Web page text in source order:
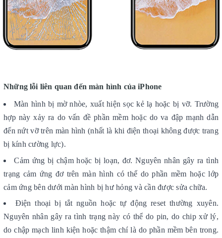
Những lỗi liên quan đến màn hình của iPhone
Màn hình bị mờ nhòe, xuất hiện sọc kẻ lạ hoặc bị vỡ. Trường
hợp này xảy ra do vấn đề phần mềm hoặc do va đập mạnh dẫn
đến nứt vỡ trên màn hình (nhất là khi điện thoại không được trang
bị kính cường lực).
Cảm ứng bị chậm hoặc bị loạn, đơ. Nguyên nhân gây ra tình
trạng cảm ứng đơ trên màn hình có thể do phần mềm hoặc lớp
cảm ứng bên dưới màn hình bị hư hỏng và cần được sửa chữa.
Điện thoại bị tắt nguồn hoặc tự động reset thường xuyên.
Nguyên nhân gây ra tình trạng này có thể do pin, do chip xử lý,
do chập mạch linh kiện hoặc thậm chí là do phần mềm bên trong.